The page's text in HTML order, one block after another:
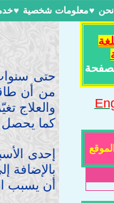
♥معلومات شخصية ♥
حتى
من أن
والعلاج
كما يحصل
إحدى
بالإضافة
أن يسبب